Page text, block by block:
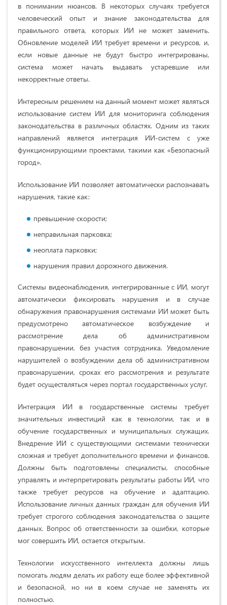
в понимании нюансов. В некоторых случаях требуется
человеческий опыт и знание законодательства для
правильного ответа, которых ИИ не может заменить.
Обновление моделей ИИ требует времени и ресурсов, и,
если новые данные не будут быстро интегрированы,
система может начать выдавать устаревшие или
некорректные ответы.
Интересным решением на данный момент может являться
использование систем ИИ для мониторинга соблюдения
законодательства в различных областях. Одним из таких
направлений является интеграция ИИ-систем с уже
функционирующими проектами, такими как «Безопасный
город».
Использование ИИ позволяет автоматически распознавать
нарушения, такие как:
превышение скорости;
неправильная парковка;
неоплата парковки;
нарушения правил дорожного движения.
Системы видеонаблюдения, интегрированные с ИИ, могут
автоматически фиксировать нарушения и в случае
обнаружения правонарушения системами ИИ может быть
предусмотрено автоматическое возбуждение и
рассмотрение дела об административном
правонарушении, без участия сотрудника. Уведомление
нарушителей о возбуждении дела об административном
правонарушении, сроках его рассмотрения и результате
будет осуществляться через портал государственных услуг.
Интеграция ИИ в государственные системы требует
значительных инвестиций как в технологии, так и в
обучение государственных и муниципальных служащих.
Внедрение ИИ с существующими системами технически
сложная и требует дополнительного времени и финансов.
Должны быть подготовлены специалисты, способные
управлять и интерпретировать результаты работы ИИ, что
также требует ресурсов на обучение и адаптацию.
Использование личных данных граждан для обучения ИИ
требует строгого соблюдения законодательства о защите
данных. Вопрос об ответственности за ошибки, которые
мог совершить ИИ, остается открытым.
Технологии искусственного интеллекта должны лишь
помогать людям делать их работу еще более эффективной
и безопасной, но ни в коем случае не заменять их
полностью.